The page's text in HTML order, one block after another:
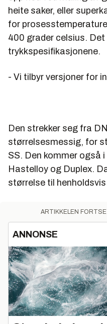
heite saker, eller
for
400 grader celsius. Det
trykkspesifikasjonene.
- Vi tilbyr versjoner for
Den strekker seg fra
størrelsesmessig, for
SS. Den kommer også
Hastelloy og Duplex.
størrelse til
ARTIKKELEN
ANNONSE